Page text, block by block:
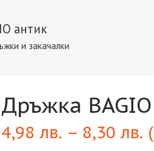
антик
и закачалки
Дръжка
4,98 лв. – 8,30 лв. (